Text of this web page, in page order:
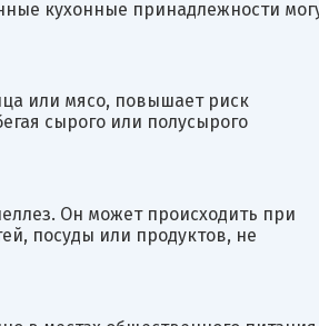
кухонные принадлежности
или мясо, повышает риск
сырого или полусырого
Он может происходить при
посуды или продуктов, не